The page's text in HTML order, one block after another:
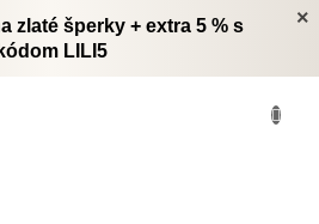
×
zlaté šperky + extra 5 % s
kódom LILI5